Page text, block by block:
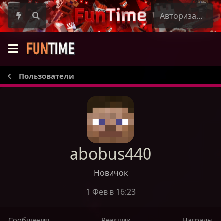
Авторизация
Пользователи
1 Фев в 16:23
abobus440
Новичок